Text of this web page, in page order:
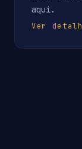
aqui.
Ver